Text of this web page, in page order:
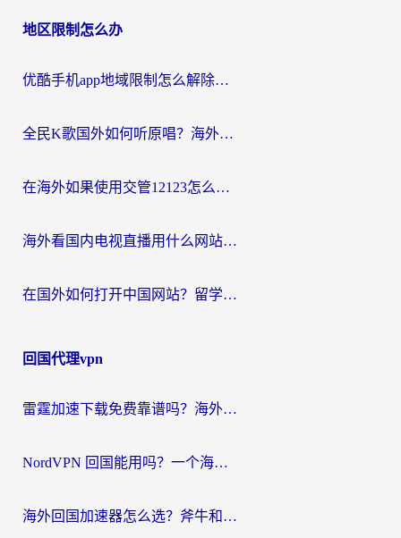
地区限制怎么办
优酷手机app地域限制怎么解除？海外党亲测有效的追剧方案
全民K歌国外如何听原唱？海外党亲测有效的回国加速器选择指南
在海外如果使用交管12123怎么处理？留学生亲测有效的回国加速方案
海外看国内电视直播用什么网站比较好？一篇解决你所有追剧难题的实用指南
在国外如何打开中国网站？留学生与海外华人的无缝访问指南
回国代理vpn
雷霆加速下载免费靠谱吗？海外党选回国加速器的避坑指南（附热门工具对比）
NordVPN 回国能用吗？一个海外用户必须面对的真实困境
海外回国加速器怎么选？斧牛和海龟哪个好？一篇帮你避开坑的实用指南